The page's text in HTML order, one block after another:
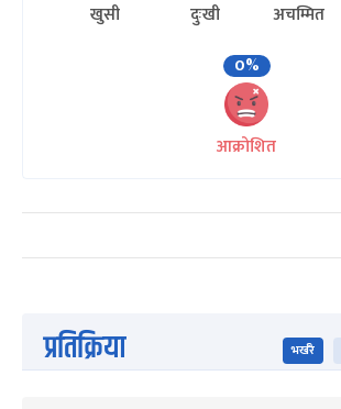
खुसी दुःखी अचम्मित
0%
आक्रोशित
प्रतिक्रिया भर्खरै